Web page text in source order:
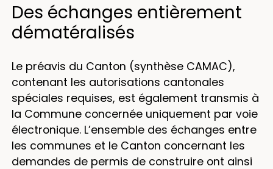
Des échanges entièrement
dématéralisés
Le préavis du Canton (synthèse CAMAC),
contenant les autorisations cantonales
spéciales requises, est également transmis à
la Commune concernée uniquement par voie
électronique. L’ensemble des échanges entre
les communes et le Canton concernant les
demandes de permis de construire ont ainsi